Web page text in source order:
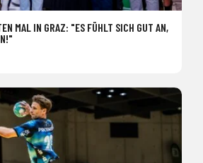
MAL IN GRAZ: "ES FÜHLT SICH GUT AN,